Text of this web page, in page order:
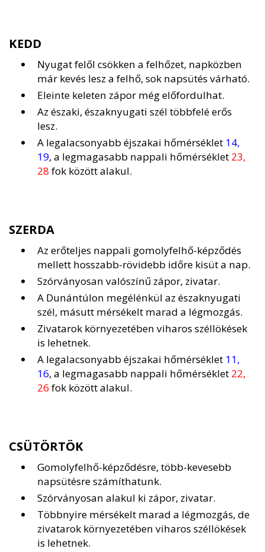
KEDD
Nyugat felől csökken a felhőzet, napközben
már kevés lesz a felhő, sok napsütés várható.
Eleinte keleten zápor még előfordulhat.
Az északi, északnyugati szél többfelé erős
lesz.
A legalacsonyabb éjszakai hőmérséklet 14,
19, a legmagasabb nappali hőmérséklet 23,
28 fok között alakul.
SZERDA
Az erőteljes nappali gomolyfelhő-képződés
mellett hosszabb-rövidebb időre kisüt a nap.
Szórványosan valószínű zápor, zivatar.
A Dunántúlon megélénkül az északnyugati
szél, másutt mérsékelt marad a légmozgás.
Zivatarok környezetében viharos széllökések
is lehetnek.
A legalacsonyabb éjszakai hőmérséklet 11,
16, a legmagasabb nappali hőmérséklet 22,
26 fok között alakul.
CSÜTÖRTÖK
Gomolyfelhő-képződésre, több-kevesebb
napsütésre számíthatunk.
Szórványosan alakul ki zápor, zivatar.
Többnyire mérsékelt marad a légmozgás, de
zivatarok környezetében viharos széllökések
is lehetnek.